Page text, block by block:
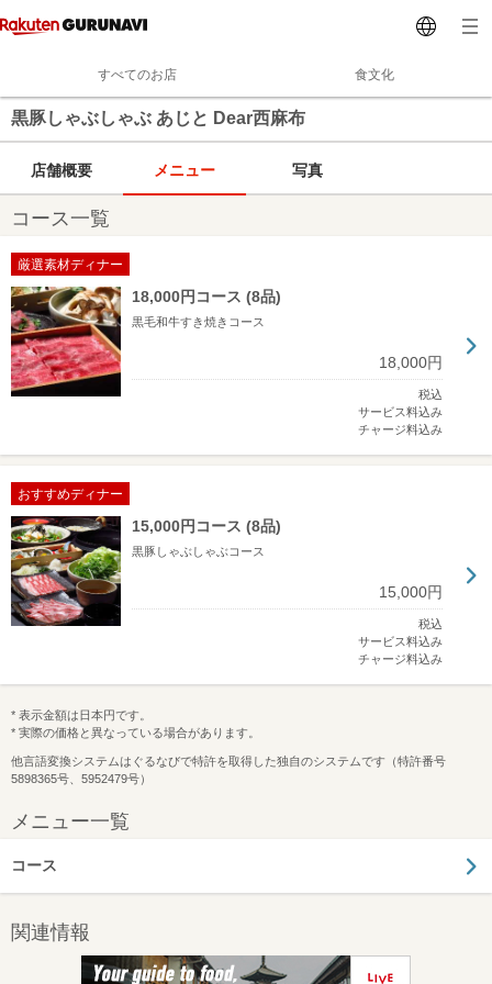
すべてのお店 食文化
黒豚しゃぶしゃぶ あじと Dear西麻布
店舗概要 メニュー 写真
コース一覧
厳選素材ディナー
18,000円コース (8品)
黒毛和牛すき焼きコース
18,000円
税込
サービス料込み
チャージ料込み
おすすめディナー
15,000円コース (8品)
黒豚しゃぶしゃぶコース
15,000円
税込
サービス料込み
チャージ料込み
* 表示金額は日本円です。
* 実際の価格と異なっている場合があります。
他言語変換システムはぐるなびで特許を取得した独自のシステムです（特許番号
5898365号、5952479号）
メニュー一覧
コース
関連情報